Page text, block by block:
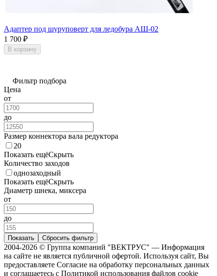
Адаптер под шуруповерт для ледобура АШ-02
1 700 ₽
В корзину
Фильтр подбора
Цена
от
до
Размер коннектора вала редуктора
20
Показать ещёСкрыть
Количество заходов
однозаходный
Показать ещёСкрыть
Диаметр шнека, миксера
от
до
Показать Сбросить фильтр
2004-2026 © Группа компаний "ВЕКТРУС" — Информация
на сайте не является публичной офертой. Используя сайт, Вы
предоставляете Согласие на обработку персональных данных
и соглашаетесь с Политикой использования файлов cookie